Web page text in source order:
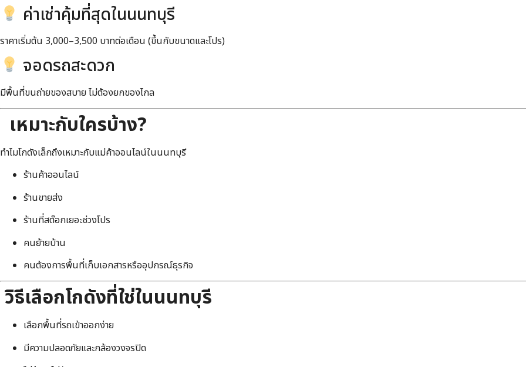
ค่าเช่าคุ้มที่สุดในนนทบุรี
ราคาเริ่มต้น 3,000–3,500 บาทต่อเดือน (ขึ้นกับขนาดและโปร)
จอดรถสะดวก
มีพื้นที่ขนถ่ายของสบาย ไม่ต้องยกของไกล
เหมาะกับใครบ้าง?
ทำไมโกดังเล็กถึงเหมาะกับแม่ค้าออนไลน์ในนนทบุรี
ร้านค้าออนไลน์
ร้านขายส่ง
ร้านที่สต๊อกเยอะช่วงโปร
คนย้ายบ้าน
คนต้องการพื้นที่เก็บเอกสารหรืออุปกรณ์ธุรกิจ
วิธีเลือกโกดังที่ใช่ในนนทบุรี
เลือกพื้นที่รถเข้าออกง่าย
มีความปลอดภัยและกล้องวงจรปิด